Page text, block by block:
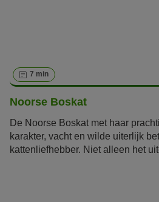
7 min
Noorse Boskat
De Noorse Boskat met haar
karakter, vacht en wilde uiterlijk
kattenliefhebber. Niet alleen het